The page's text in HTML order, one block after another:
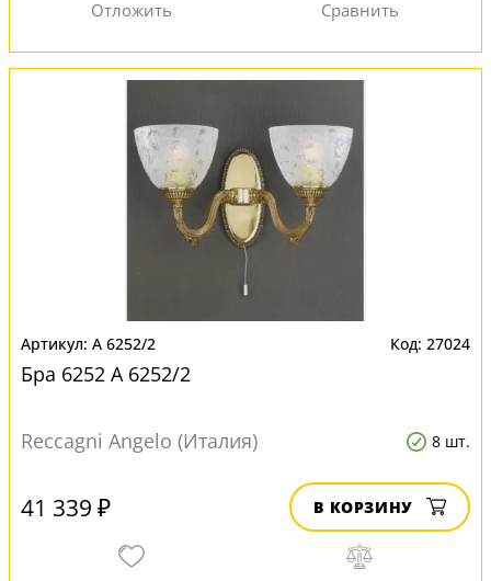
A 6252/2 27024
Бра 6252 A 6252/2
Reccagni Angelo (Италия) 8 шт.
41 339 ₽ В КОРЗИНУ